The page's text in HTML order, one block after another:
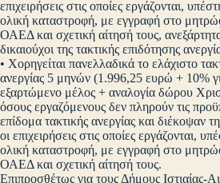
επιχειρήσεις στις οποίες εργάζονται,
ολική καταστροφή, με εγγραφή στο
ΟΑΕΔ και σχετική αίτησή τους,
δικαιούχοι της τακτικής επιδότησης
• Χορηγείται πανελλαδικά το ελάχιστο
ανεργίας 5 μηνών (1.996,25 ευρώ + 10%
εξαρτώμενο μέλος + αναλογία δώρου
όσους εργαζόμενους δεν πληρούν τις
επίδομα τακτικής ανεργίας και διέκοψαν
οι επιχειρήσεις στις οποίες εργάζονται,
ολική καταστροφή, με εγγραφή στο
ΟΑΕΔ και σχετική αίτησή τους.
Επιπροσθέτως για τους Δήμους Ιστιαίας-